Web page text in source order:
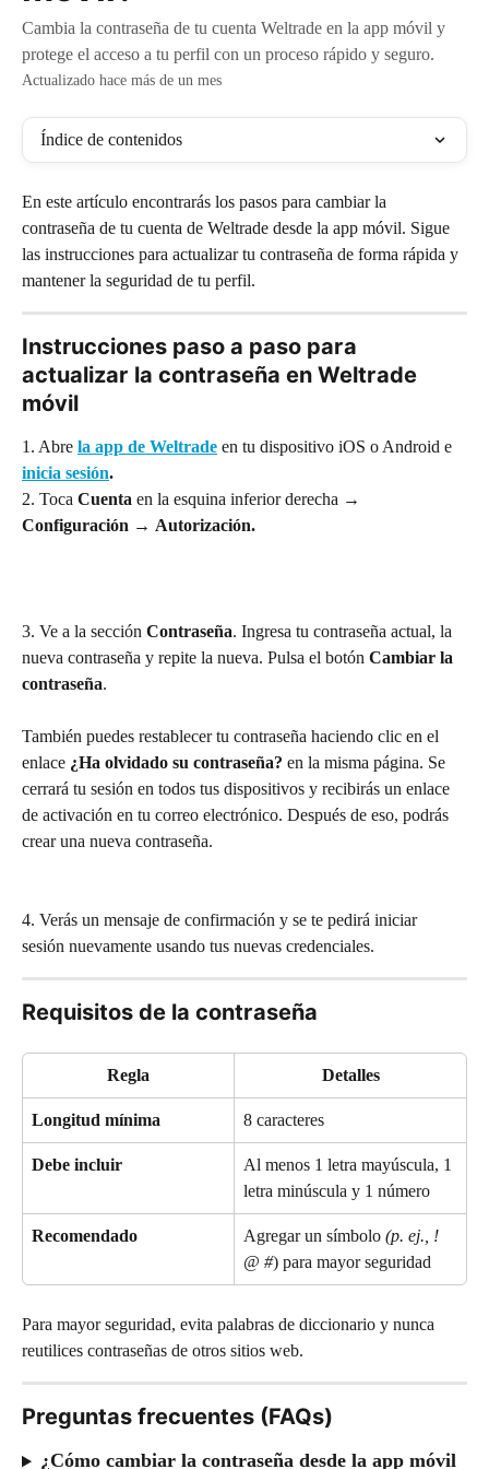
Cambia la contraseña de tu cuenta Weltrade en la app móvil y
protege el acceso a tu perfil con un proceso rápido y seguro.
Actualizado hace más de un mes
Índice de contenidos
En este artículo encontrarás los pasos para cambiar la
contraseña de tu cuenta de Weltrade desde la app móvil. Sigue
las instrucciones para actualizar tu contraseña de forma rápida y
mantener la seguridad de tu perfil.
Instrucciones paso a paso para
actualizar la contraseña en Weltrade
móvil
1. Abre la app de Weltrade en tu dispositivo iOS o Android e
inicia sesión.
2. Toca Cuenta en la esquina inferior derecha →
Configuración → Autorización.
3. Ve a la sección Contraseña. Ingresa tu contraseña actual, la
nueva contraseña y repite la nueva. Pulsa el botón Cambiar la
contraseña.
También puedes restablecer tu contraseña haciendo clic en el
enlace ¿Ha olvidado su contraseña? en la misma página. Se
cerrará tu sesión en todos tus dispositivos y recibirás un enlace
de activación en tu correo electrónico. Después de eso, podrás
crear una nueva contraseña.
4. Verás un mensaje de confirmación y se te pedirá iniciar
sesión nuevamente usando tus nuevas credenciales.
Requisitos de la contraseña
Regla Detalles
Longitud mínima 8 caracteres
Debe incluir
Al menos 1 letra mayúscula, 1
letra minúscula y 1 número
Recomendado Agregar un símbolo (p. ej., !
@ #) para mayor seguridad
Para mayor seguridad, evita palabras de diccionario y nunca
reutilices contraseñas de otros sitios web.
Preguntas frecuentes (FAQs)
¿Cómo cambiar la contraseña desde la app móvil